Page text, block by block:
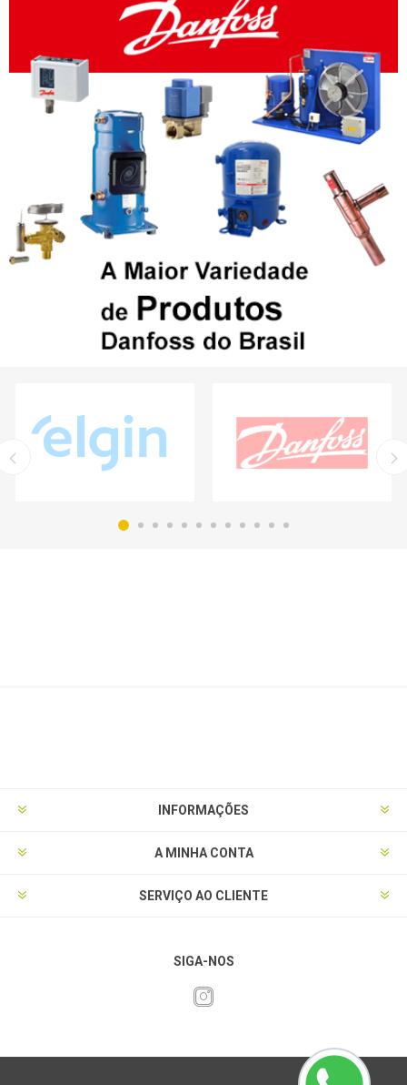
INFORMAÇÕES
A MINHA CONTA
SERVIÇO AO CLIENTE
SIGA-NOS